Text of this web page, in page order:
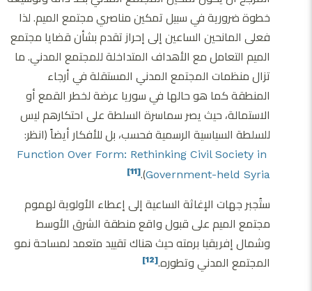
خطوة ضرورية في سبيل تمكين مناصري مجتمع الميم. لذا
فعلى المانحين الساعين إلى إحراز تقدم بشأن قضايا مجتمع
الميم التعامل مع الأهداف المتداخلة للمجتمع المدني. ما
تزال منظمات المجتمع المدني المستقلة في أرجاء
المنطقة كما هو حالها في سوريا عرضة لخطر القمع أو
الاستمالة، حيث يصر سماسرة السلطة على احتكارهم ليس
للسلطة السياسية الرسمية فحسب، بل للأفكار أيضاً (انظر:
Function Over Form: Rethinking Civil Society in
Government-held Syria
).
[11]
ستُجبر جهات الإغاثة الساعية إلى إعطاء الأولوية لهموم
مجتمع الميم على قبول واقع منطقة الشرق الأوسط
وشمال إفريقيا برمته حيث هناك تقييد متعمد لمساحة نمو
المجتمع المدني وتطوره.[12]